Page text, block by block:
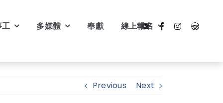
多媒體 奉獻 線上報名
Previous Next